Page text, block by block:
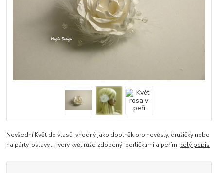
Nevšední Květ do vlasů, vhodný jako doplněk pro nevěsty, družičky nebo
na párty, oslavy,... Ivory květ růže zdobený perličkami a peřím celý popis